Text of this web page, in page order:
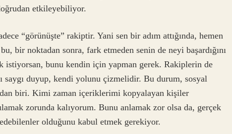
etkileyebiliyor.
“görünüşte” rakiptir. Yani sen bir adım attığında, hemen
bir noktadan sonra, fark etmeden senin de neyi başardığını
istiyorsan, bunu kendin için yapman gerek. Rakiplerin de
saygı duyup, kendi yolunu çizmelidir. Bu durum, sosyal
biri. Kimi zaman içeriklerimi kopyalayan kişiler
zorunda kalıyorum. Bunu anlamak zor olsa da, gerçek
olduğunu kabul etmek gerekiyor.